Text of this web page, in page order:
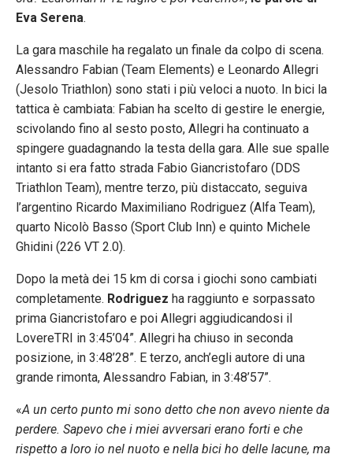
Eva Serena.
La gara maschile ha regalato un finale da colpo di scena.
Alessandro Fabian (Team Elements) e Leonardo Allegri
(Jesolo Triathlon) sono stati i più veloci a nuoto. In bici la
tattica è cambiata: Fabian ha scelto di gestire le energie,
scivolando fino al sesto posto, Allegri ha continuato a
spingere guadagnando la testa della gara. Alle sue spalle
intanto si era fatto strada Fabio Giancristofaro (DDS
Triathlon Team), mentre terzo, più distaccato, seguiva
l’argentino Ricardo Maximiliano Rodriguez (Alfa Team),
quarto Nicolò Basso (Sport Club Inn) e quinto Michele
Ghidini (226 VT 2.0).
Dopo la metà dei 15 km di corsa i giochi sono cambiati
completamente. Rodriguez ha raggiunto e sorpassato
prima Giancristofaro e poi Allegri aggiudicandosi il
LovereTRI in 3:45’04”. Allegri ha chiuso in seconda
posizione, in 3:48’28”. E terzo, anch’egli autore di una
grande rimonta, Alessandro Fabian, in 3:48’57”.
«A un certo punto mi sono detto che non avevo niente da
perdere. Sapevo che i miei avversari erano forti e che
rispetto a loro io nel nuoto e nella bici ho delle lacune, ma